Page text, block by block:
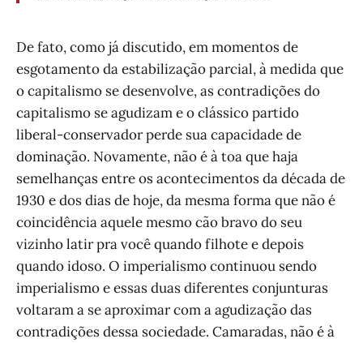
De fato, como já discutido, em momentos de
esgotamento da estabilização parcial, à medida que
o capitalismo se desenvolve, as contradições do
capitalismo se agudizam e o clássico partido
liberal-conservador perde sua capacidade de
dominação. Novamente, não é à toa que haja
semelhanças entre os acontecimentos da década de
1930 e dos dias de hoje, da mesma forma que não é
coincidência aquele mesmo cão bravo do seu
vizinho latir pra você quando filhote e depois
quando idoso. O imperialismo continuou sendo
imperialismo e essas duas diferentes conjunturas
voltaram a se aproximar com a agudização das
contradições dessa sociedade. Camaradas, não é à